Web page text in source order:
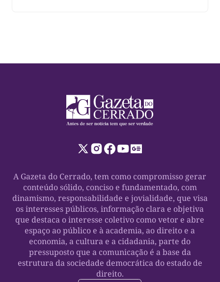
A Gazeta do Cerrado, tem como compromisso gerar
conteúdo sólido, conciso e fundamentado, com
dinamismo, responsabilidade e jovialidade, que visa
os interesses públicos, informação clara e objetiva
que destaca o interesse coletivo como vetor e abre
espaço ao público e à academia, ao direito e a
economia, a cultura e a cidadania, parte do
pressuposto que a comunicação é a base da
estrutura da sociedade democrática do estado de
direito.